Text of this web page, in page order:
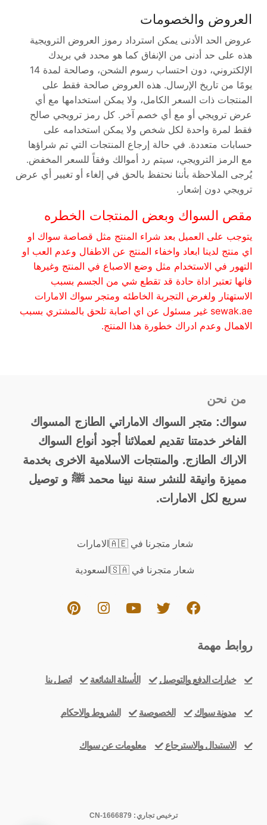
العروض والخصومات
عروض الحد الأدنى يمكن استرداد رموز العروض الترويجية
هذه على حد أدنى من الإنفاق كما هو محدد في بريدك
الإلكتروني، دون احتساب رسوم الشحن، وصالحة لمدة 14
يومًا من تاريخ الإرسال. هذه العروض صالحة فقط على
المنتجات ذات السعر الكامل، ولا يمكن استخدامها مع أي
عرض ترويجي أو مع أي خصم آخر. كل رمز ترويجي صالح
فقط لمرة واحدة لكل شخص ولا يمكن استخدامه على
حسابات متعددة. في حالة إرجاع المنتجات التي تم شراؤها
مع الرمز الترويجي، سيتم رد أموالك وفقاً للسعر المخفض.
يُرجى الملاحظة بأننا نحتفظ بالحق في إلغاء أو تغيير أي عرض
ترويجي دون إشعار.
مقص السواك وبعض المنتجات الخطره
يتوجب على العميل بعد شراء المنتج مثل قصاصة سواك او
اي منتج لدينا ابعاد واخفاء المنتج عن الاطفال وعدم العب او
التهور في الاستخدام مثل وضع الاصباع في المنتج وغيرها
فانها تعتبر اداة حادة قد تقطع شي من الجسم بسبب
الاستهتار ولغرض التجربة الخاطئه ومتجر سواك الامارات
sewak.ae غير مسئول عن اي اصابة تلحق بالمشتري بسبب
الاهمال وعدم ادراك خطورة هذا المنتج.
من نحن
سواك: متجر السواك الاماراتي الطازج المسواك
الفاخر خدمتنا تقديم لعملائنا أجود أنواع السواك
الاراك الطازج. والمنتجات الاسلامية الاخرى بخدمة
مميزة وانيقة للنشر سنة نبينا محمد ﷺ و توصيل
سريع لكل الامارات.
شعار متجرنا في 🇦🇪الامارات
شعار متجرنا في 🇸🇦السعودية
روابط مهمة
خيارات الدفع والتوصيل الأسئلة الشائعة اتصل بنا
مدونة سواك الخصوصية الشروط والاحكام
الاستبدال والاسترجاع معلومات عن سواك
ترخيص تجاري: CN-1666879